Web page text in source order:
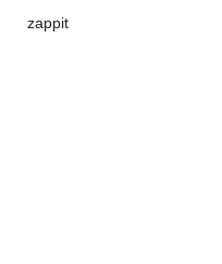
zappit